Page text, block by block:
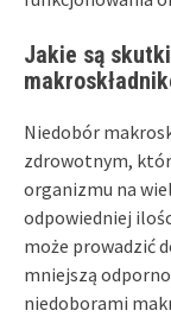
Jakie są
Niedobór
zdrowotnym,
organizmu na
odpowiedniej
może prowadzić
mniejszą
niedoborami